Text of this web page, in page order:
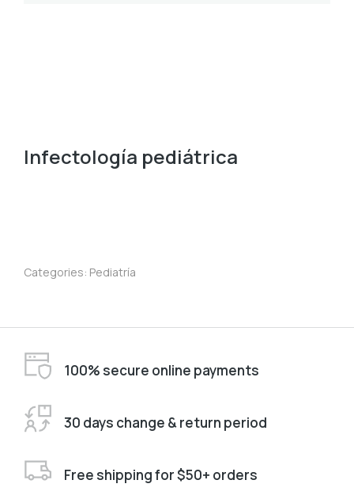
Infectología pediátrica
Categories: Pediatría
100% secure online payments
30 days change & return period
Free shipping for $50+ orders